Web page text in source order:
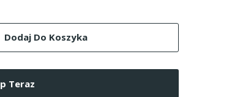
Dodaj Do Koszyka
Teraz